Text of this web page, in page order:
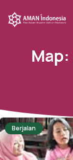
Map:
Berjalan